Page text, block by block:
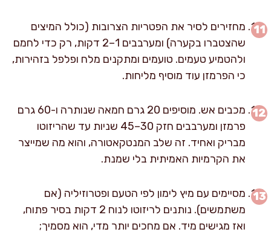
מחזירים לסיר את הפטריות הצרובות (כולל המיצים
שהצטברו בקערה) ומערבבים 1–2 דקות, רק כדי לחמם
ולהטמיע טעמים. טועמים ומתקנים מלח ופלפל בזהירות,
כי הפרמזן עוד מוסיף מליחות.
מכבים אש. מוסיפים 20 גרם חמאה שנותרה ו-60 גרם
פרמזן ומערבבים חזק 30–45 שניות עד שהריזוטו
מבריק ואחיד. זה שלב המנטקאטורה, והוא מה שמייצר
את הקרמיות האמיתית בלי שמנת.
מסיימים עם מיץ לימון לפי הטעם ופטרוזיליה (אם
משתמשים). נותנים לריזוטו לנוח 2 דקות בסיר פתוח,
ואז מגישים מיד. אם מחכים יותר מדי, הוא מסמיך;